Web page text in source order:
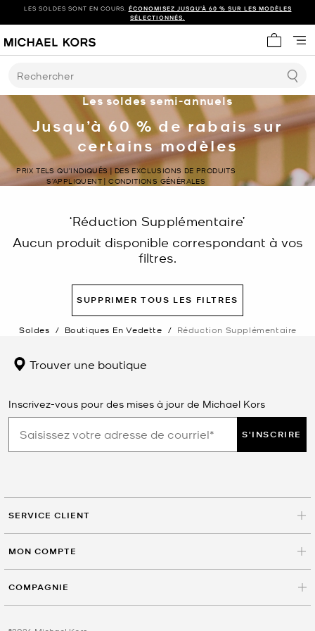
LES SOLDES SONT EN COURS. ÉCONOMISEZ JUSQU’À 60 % SUR LES MODÈLES
SÉLECTIONNÉS.
Mon
Rechercher
Les soldes semi-annuels
Jusqu’à 60 % de rabais sur
certains modèles
PRIX TELS QU’INDIQUÉS | DES EXCLUSIONS DE PRODUITS
S’APPLIQUENT | CONDITIONS GÉNÉRALES
‘Réduction Supplémentaire’
Aucun produit disponible correspondant à vos
filtres.
SUPPRIMER TOUS LES FILTRES
Soldes / Boutiques En Vedette / Réduction Supplémentaire
Trouver une boutique
Inscrivez-vous pour des mises à jour de Michael Kors
S'INSCRIRE
SERVICE CLIENT
MON COMPTE
COMPAGNIE